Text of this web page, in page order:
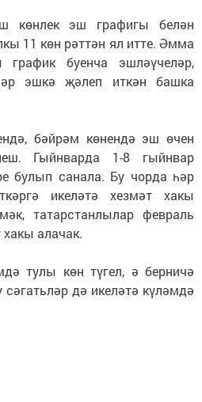
көнлек эш графигы белән
11 көн рәттән ял итте. Әмма
буенча эшләүчеләр,
эшкә җәлеп иткән башка
бәйрәм көнендә эш өчен
Гыйнварда 1-8 гыйнвар
булып санала. Бу чорда һәр
икеләтә хезмәт хакы
татарстанлылар февраль
алачак.
тулы көн түгел, ә берничә
сәгатьләр дә икеләтә күләмдә